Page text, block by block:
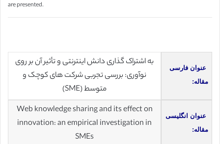
are presented.
عنوان فارسی
مقاله:
به اشتراک گذاری دانش اینترنتی و تأثیر آن بر روی
نوآوری: بررسی تجربی شرکت های کوچک و
متوسط (SME)
عنوان انگلیسی
مقاله:
Web knowledge sharing and its effect on
innovation: an empirical investigation in
SMEs